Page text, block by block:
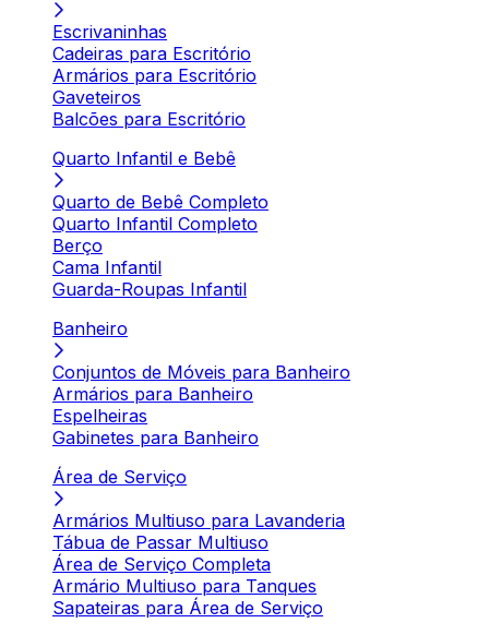
Escrivaninhas
Cadeiras para Escritório
Armários para Escritório
Gaveteiros
Balcões para Escritório
Quarto Infantil e Bebê
Quarto de Bebê Completo
Quarto Infantil Completo
Berço
Cama Infantil
Guarda-Roupas Infantil
Banheiro
Conjuntos de Móveis para Banheiro
Armários para Banheiro
Espelheiras
Gabinetes para Banheiro
Área de Serviço
Armários Multiuso para Lavanderia
Tábua de Passar Multiuso
Área de Serviço Completa
Armário Multiuso para Tanques
Sapateiras para Área de Serviço